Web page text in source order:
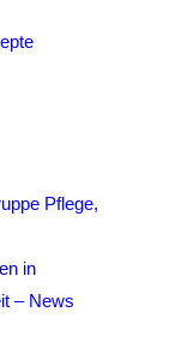
Pflege,
in
– News